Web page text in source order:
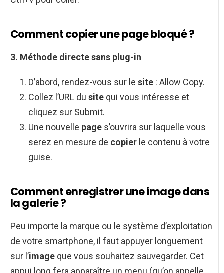
Comment copier une page bloqué ?
3. Méthode directe sans plug-in
D’abord, rendez-vous sur le site : Allow Copy.
Collez l’URL du site qui vous intéresse et
cliquez sur Submit.
Une nouvelle page s’ouvrira sur laquelle vous
serez en mesure de copier le contenu à votre
guise.
Comment enregistrer une image dans
la galerie ?
Peu importe la marque ou le système d’exploitation
de votre smartphone, il faut appuyer longuement
sur l’image que vous souhaitez sauvegarder. Cet
appui long fera apparaître un menu (qu’on appelle